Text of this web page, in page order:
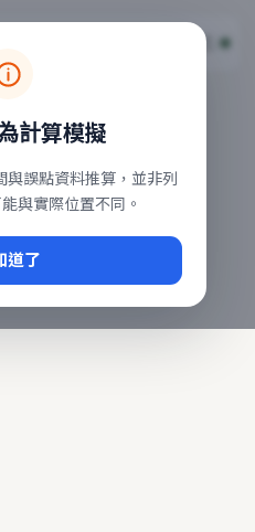
位置，涵蓋自強、普悠瑪、
台中車站即時動態
計算模擬
與誤點資料推算，並非列
與實際位置不同。
道了